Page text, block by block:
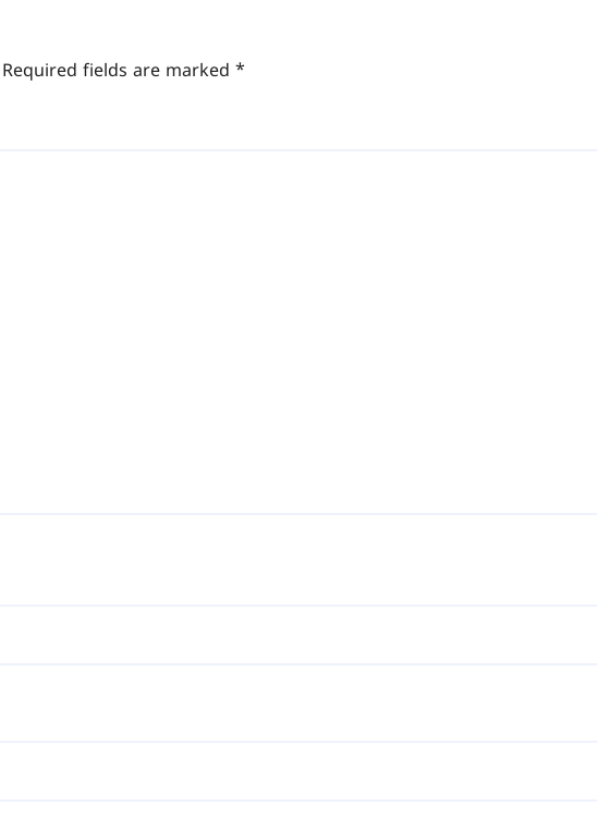
Required fields are marked *